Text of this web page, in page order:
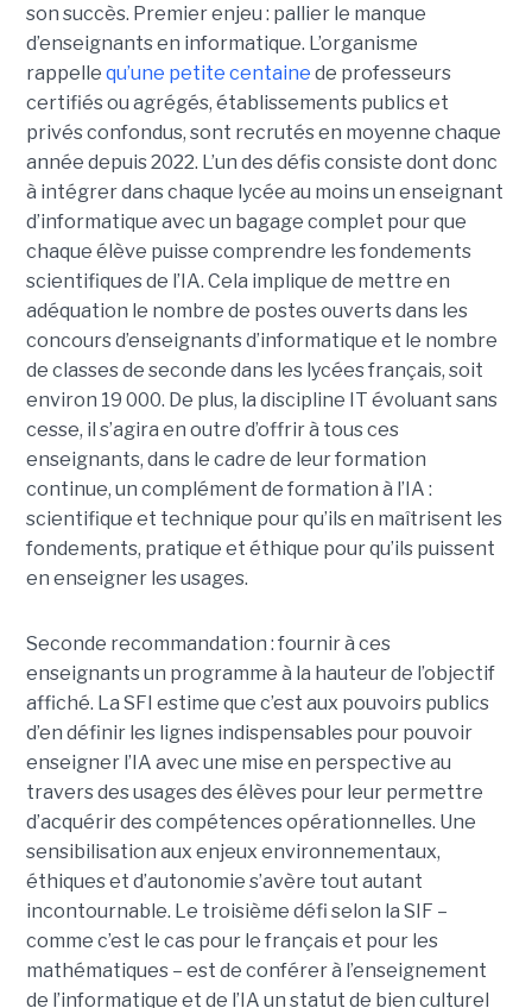
son succès. Premier enjeu : pallier le manque
d’enseignants en informatique. L’organisme
rappelle qu’une petite centaine de professeurs
certifiés ou agrégés, établissements publics et
privés confondus, sont recrutés en moyenne chaque
année depuis 2022. L’un des défis consiste dont donc
à intégrer dans chaque lycée au moins un enseignant
d’informatique avec un bagage complet pour que
chaque élève puisse comprendre les fondements
scientifiques de l’IA. Cela implique de mettre en
adéquation le nombre de postes ouverts dans les
concours d’enseignants d’informatique et le nombre
de classes de seconde dans les lycées français, soit
environ 19 000. De plus, la discipline IT évoluant sans
cesse, il s’agira en outre d’offrir à tous ces
enseignants, dans le cadre de leur formation
continue, un complément de formation à l’IA :
scientifique et technique pour qu’ils en maîtrisent les
fondements, pratique et éthique pour qu’ils puissent
en enseigner les usages.
Seconde recommandation : fournir à ces
enseignants un programme à la hauteur de l’objectif
affiché. La SFI estime que c’est aux pouvoirs publics
d’en définir les lignes indispensables pour pouvoir
enseigner l’IA avec une mise en perspective au
travers des usages des élèves pour leur permettre
d’acquérir des compétences opérationnelles. Une
sensibilisation aux enjeux environnementaux,
éthiques et d’autonomie s’avère tout autant
incontournable. Le troisième défi selon la SIF –
comme c’est le cas pour le français et pour les
mathématiques – est de conférer à l’enseignement
de l’informatique et de l’IA un statut de bien culturel